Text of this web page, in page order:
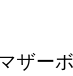
ザー